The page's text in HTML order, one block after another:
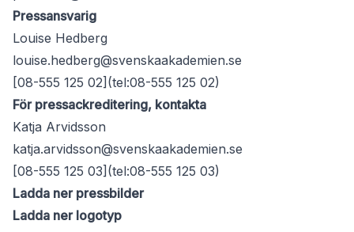
Pressansvarig
Louise Hedberg
louise.hedberg@svenskaakademien.se
[08-555 125 02](tel:08-555 125 02)
För pressackreditering, kontakta
Katja Arvidsson
katja.arvidsson@svenskaakademien.se
[08-555 125 03](tel:08-555 125 03)
Ladda ner pressbilder
Ladda ner logotyp